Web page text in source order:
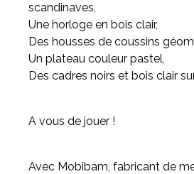
scandinaves,
Une horloge en bois clair,
Des housses de coussins
Un plateau couleur pastel,
Des cadres noirs et bois clair
A vous de jouer !
Avec Mobibam, fabricant de